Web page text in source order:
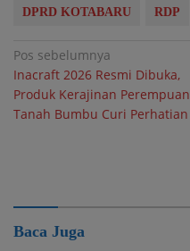
DPRD KOTABARU RDP
Navigasi
pos
Pos sebelumnya
Inacraft 2026 Resmi Dibuka,
Produk Kerajinan Perempuan
Tanah Bumbu Curi Perhatian
Baca Juga